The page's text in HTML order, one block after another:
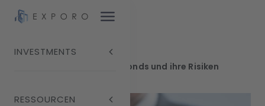
INVESTMENTS
RESSOURCEN
Offene Immobilienfonds und ihre Risiken